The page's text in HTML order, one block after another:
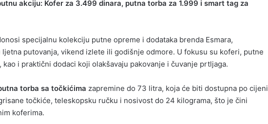
akciju: Kofer za 3.499 dinara, putna torba za 1.999 i smart tag za
specijalnu kolekciju putne opreme i dodataka brenda Esmara,
putovanja, vikend izlete ili godišnje odmore. U fokusu su koferi, putne
i praktični dodaci koji olakšavaju pakovanje i čuvanje prtljaga.
torba sa točkićima zapremine do 73 litra, koja će biti dostupna po cijeni
točkiće, teleskopsku ručku i nosivost do 24 kilograma, što je čini
koferima.